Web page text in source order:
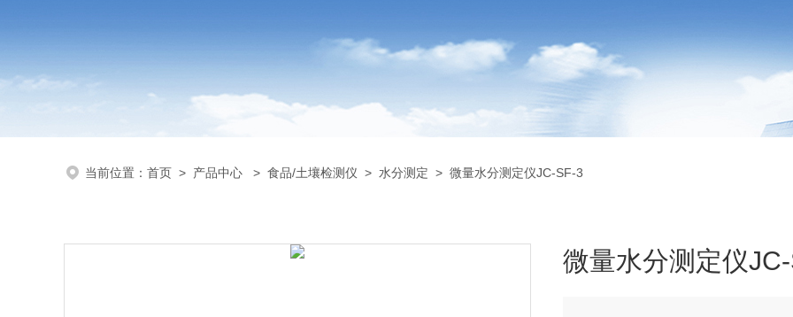
当前位置： 首页 > 产品中心 > 食品/土壤检测仪 > 水分测定 > 微量水分测定仪JC-SF-3
微量水分测定仪